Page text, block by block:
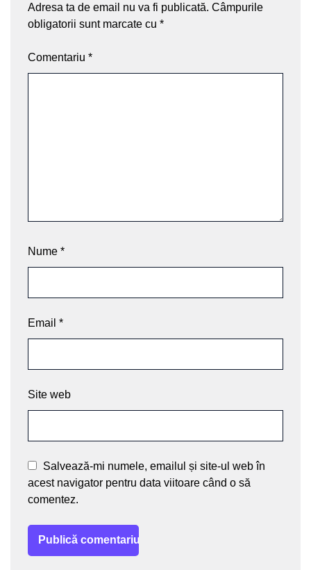
Adresa ta de email nu va fi publicată. Câmpurile
obligatorii sunt marcate cu *
Comentariu *
Nume *
Email *
Site web
Salvează-mi numele, emailul și site-ul web în
acest navigator pentru data viitoare când o să
comentez.